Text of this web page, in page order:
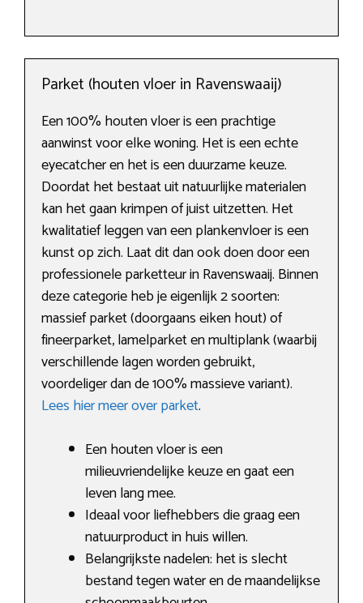
Parket (houten vloer in Ravenswaaij)
Een 100% houten vloer is een prachtige
aanwinst voor elke woning. Het is een echte
eyecatcher en het is een duurzame keuze.
Doordat het bestaat uit natuurlijke materialen
kan het gaan krimpen of juist uitzetten. Het
kwalitatief leggen van een plankenvloer is een
kunst op zich. Laat dit dan ook doen door een
professionele parketteur in Ravenswaaij. Binnen
deze categorie heb je eigenlijk 2 soorten:
massief parket (doorgaans eiken hout) of
fineerparket, lamelparket en multiplank (waarbij
verschillende lagen worden gebruikt,
voordeliger dan de 100% massieve variant).
Lees hier meer over parket.
Een houten vloer is een
milieuvriendelijke keuze en gaat een
leven lang mee.
Ideaal voor liefhebbers die graag een
natuurproduct in huis willen.
Belangrijkste nadelen: het is slecht
bestand tegen water en de maandelijkse